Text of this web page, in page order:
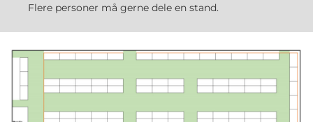
Flere personer må gerne dele en stand.